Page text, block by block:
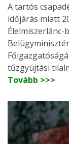
A tartós
időjárás miatt
Élelmiszerlánc-
tűzgyújtási
Tovább >>>